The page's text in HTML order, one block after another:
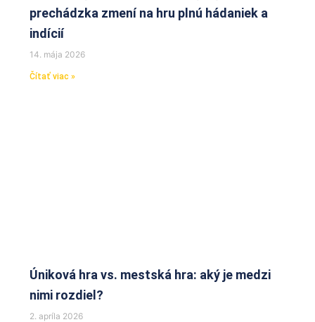
prechádzka zmení na hru plnú hádaniek a
indícií
14. mája 2026
Čítať viac »
Úniková hra vs. mestská hra: aký je medzi
nimi rozdiel?
2. apríla 2026